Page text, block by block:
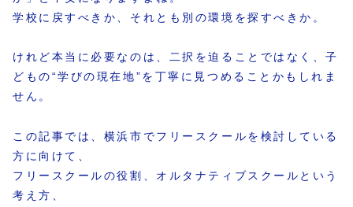
学校に戻すべきか、それとも別の環境を探すべきか。
けれど本当に必要なのは、二択を迫ることではなく、子
どもの“学びの現在地”を丁寧に見つめることかもしれま
せん。
この記事では、横浜市でフリースクールを検討している
方に向けて、
フリースクールの役割、オルタナティブスクールという
考え方、